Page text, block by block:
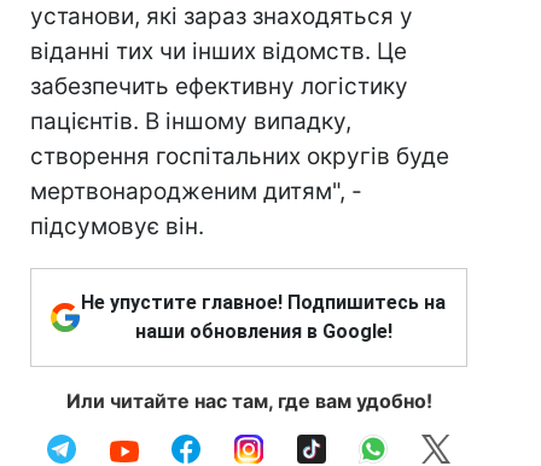
установи, які зараз знаходяться у
віданні тих чи інших відомств. Це
забезпечить ефективну логістику
пацієнтів. В іншому випадку,
створення госпітальних округів буде
мертвонародженим дитям", -
підсумовує він.
Не упустите главное! Подпишитесь на
наши обновления в Google!
Или читайте нас там, где вам удобно!